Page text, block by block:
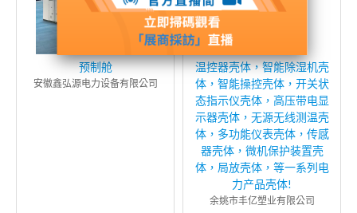
预制舱
安徽鑫弘源电力设备有限公司
温控器壳体，智能除湿机壳
体，智能操控壳体，开关状
态指示仪壳体，高压带电显
示器壳体，无源无线测温壳
体，多功能仪表壳体，传感
器壳体，微机保护装置壳
体，局放壳体，等一系列电
力产品壳体!
余姚市丰亿塑业有限公司